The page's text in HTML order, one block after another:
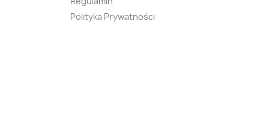
Polityka Prywatności